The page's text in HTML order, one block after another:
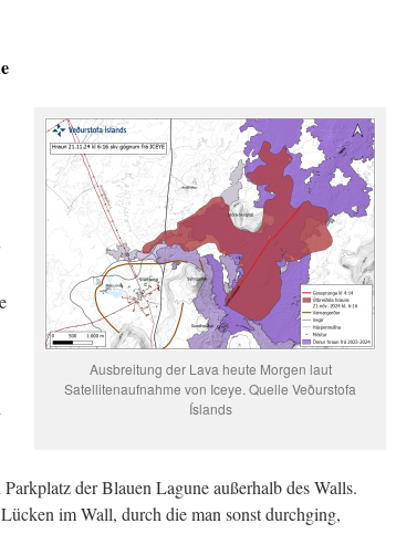
Ausbreitung der Lava heute Morgen laut
Satellitenaufnahme von Iceye. Quelle Veðurstofa
Íslands
der Blauen Lagune außerhalb des Walls.
im Wall, durch die man sonst durchging,